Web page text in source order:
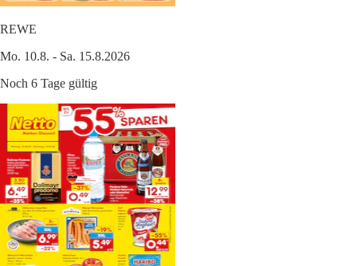
REWE
Mo. 10.8. - Sa. 15.8.2026
Noch 6 Tage gültig